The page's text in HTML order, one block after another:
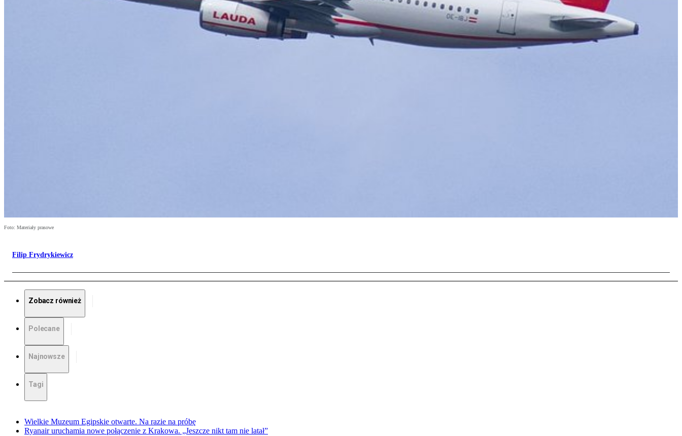
Foto: Materiały prasowe
Filip Frydrykiewicz
Zobacz również
Polecane
Najnowsze
Tagi
Wielkie Muzeum Egipskie otwarte. Na razie na próbę
Ryanair uruchamia nowe połączenie z Krakowa. „Jeszcze nikt tam nie latał”